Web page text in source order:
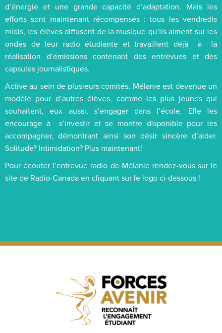
d’énergie et une grande capacité d’adaptation. Mais les
efforts sont maintenant récompensés : tous les vendredis
midis, les élèves diffusent de la musique qu’ils aiment sur les
ondes de leur radio étudiante et travaillent déjà à la
réalisation d’émissions contenant des entrevues et des
capsules journalistiques.
Active au sein de plusieurs comités, Mélanie est devenue un
modèle pour d’autres élèves, comme les plus jeunes qui
souhaitent, eux aussi, s’engager dans l’école. Elle les
encourage à s’investir et se montre disponible pour les
accompagner, démontrant ainsi son désir sincère d’aider.
Solitude? Intimidation? Plus maintenant!
Pour écouter l’entrevue radio de Mélanie rendez-vous sur le
site de Radio-Canada en cliquant sur le logo ci-dessous !